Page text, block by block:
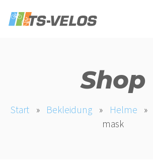
Shop
Start » Bekleidung » Helme »
mask